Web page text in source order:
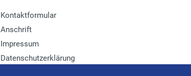
Kontaktformular
Anschrift
Impressum
Datenschutzerklärung